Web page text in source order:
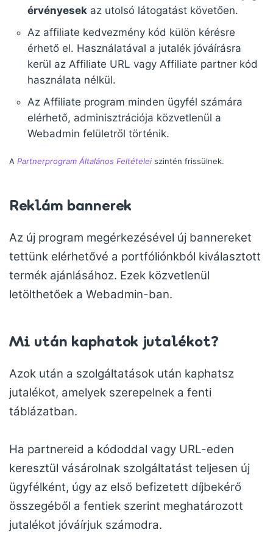
érvényesek az utolsó látogatást követően.
Az affiliate kedvezmény kód külön kérésre
érhető el. Használatával a jutalék jóváírásra
kerül az Affiliate URL vagy Affiliate partner kód
használata nélkül.
Az Affiliate program minden ügyfél számára
elérhető, adminisztrációja közvetlenül a
Webadmin felületről történik.
A Partnerprogram Általános Feltételei szintén frissülnek.
Reklám bannerek
Az új program megérkezésével új bannereket
tettünk elérhetővé a portfóliónkból kiválasztott
termék ajánlásához. Ezek közvetlenül
letölthetőek a Webadmin-ban.
Mi után kaphatok jutalékot?
Azok után a szolgáltatások után kaphatsz
jutalékot, amelyek szerepelnek a fenti
táblázatban.
Ha partnereid a kódoddal vagy URL-eden
keresztül vásárolnak szolgáltatást teljesen új
ügyfélként, úgy az első befizetett díjbekérő
összegéből a fentiek szerint meghatározott
jutalékot jóváírjuk számodra.